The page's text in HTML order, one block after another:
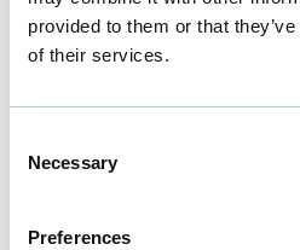
provided to them or that
of their services.
Selection
Necessary
Preferences